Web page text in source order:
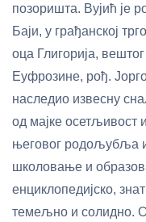
позоришта. Вујић је
Баји, у грађанској
оца Глигорија,
Еуфрозине, рођ.
наследио извесну
од мајке осетљивост
његовог родољубља
школовање и
енциклопедијско,
темељно и солидно.